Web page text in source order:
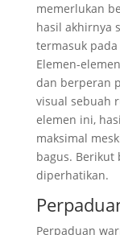
memerlukan
hasil akhirnya
termasuk
Elemen-
dan berperan
visual sebuah
elemen ini,
maksimal
bagus. Berikut
diperhatikan.
Perpaduan